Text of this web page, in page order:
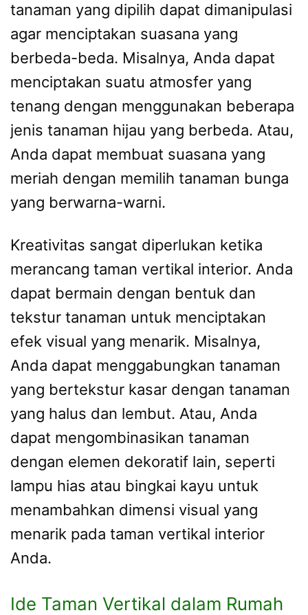
tanaman yang dipilih dapat dimanipulasi
agar menciptakan suasana yang
berbeda-beda. Misalnya, Anda dapat
menciptakan suatu atmosfer yang
tenang dengan menggunakan beberapa
jenis tanaman hijau yang berbeda. Atau,
Anda dapat membuat suasana yang
meriah dengan memilih tanaman bunga
yang berwarna-warni.
Kreativitas sangat diperlukan ketika
merancang taman vertikal interior. Anda
dapat bermain dengan bentuk dan
tekstur tanaman untuk menciptakan
efek visual yang menarik. Misalnya,
Anda dapat menggabungkan tanaman
yang bertekstur kasar dengan tanaman
yang halus dan lembut. Atau, Anda
dapat mengombinasikan tanaman
dengan elemen dekoratif lain, seperti
lampu hias atau bingkai kayu untuk
menambahkan dimensi visual yang
menarik pada taman vertikal interior
Anda.
Ide Taman Vertikal dalam Rumah